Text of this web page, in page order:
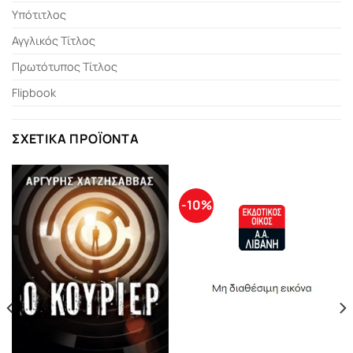
Υπότιτλος
Αγγλικός Τίτλος
Πρωτότυπος Τίτλος
Flipbook
ΣΧΕΤΙΚΆ ΠΡΟΪΌΝΤΑ
-10%